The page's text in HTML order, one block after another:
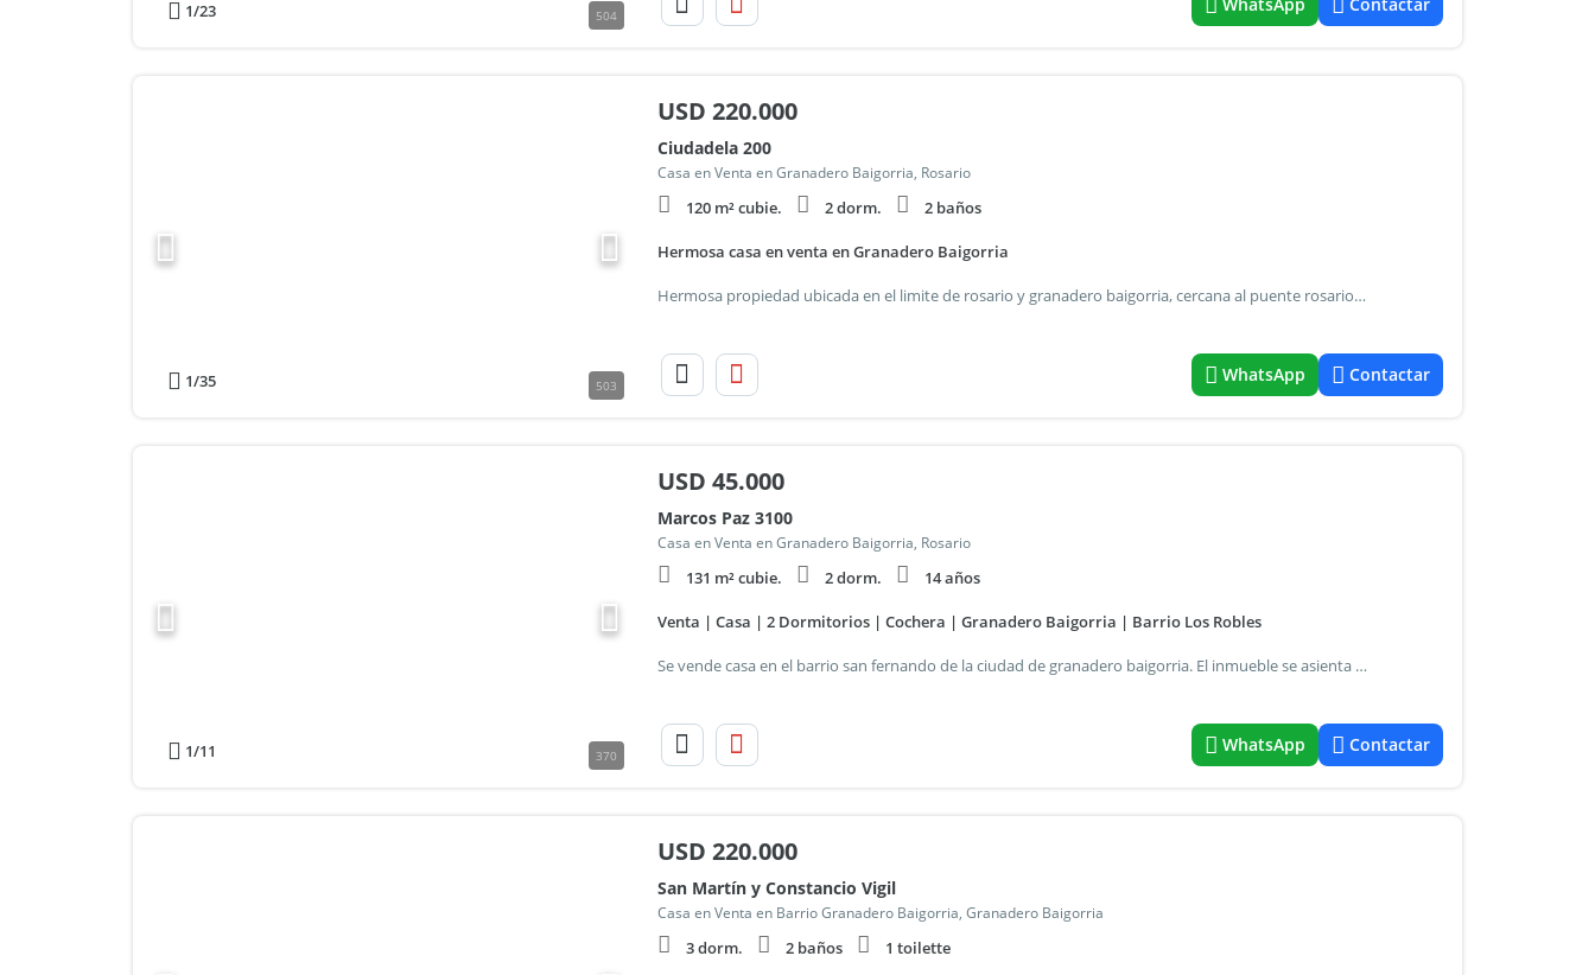
1/23 504
1/35 503
USD 220.000
Ciudadela 200
Casa en Venta en Granadero Baigorria, Rosario
120 m² cubie. 2 dorm. 2 baños
Hermosa casa en venta en Granadero Baigorria
Hermosa propiedad ubicada en el limite de rosario y granadero baigorria, cercana al puente rosario victoria, a la circunvalación y en un hermoso y tranquilo barrio. El inmueble se encuentra en excelente estado, cuenta con un importante frente, cochera para un auto (con posibilidad de sumar espacio para otro vehículo , gran jardín paralizado, importante piscina con equipamiento completo, hermosa galería cubierta de vegetación que brinda un agradable y fresco espacio de estar al aire libre, parrillero con bacha exterior de asistencia, cuarto de guardado exterior para artículos de jardinería y piscina. En su interior cuenta con living, cocina comedor, dos dormitorios, dos baños , uno de ellos en suite y el otro con antebaño. El inmueble posee claras posibilidades de ampliación sin verse significativamente afectado su espacio libre.
WhatsApp Contactar
1/11 370
USD 45.000
Marcos Paz 3100
Casa en Venta en Granadero Baigorria, Rosario
131 m² cubie. 2 dorm. 14 años
Venta | Casa | 2 Dormitorios | Cochera | Granadero Baigorria | Barrio Los Robles
Se vende casa en el barrio san fernando de la ciudad de granadero baigorria. El inmueble se asienta sobre un terreno de 9,52 metros de frente por 25,98 metros de largo, dándole una superficie total de 247 m², de los cuales 131 m² son cubiertos y 116 m² descubiertos. La propiedad, con una antigüedad aproximada de 15 años, cuenta con dos plantas. En planta baja encontramos un amplio living / comedor, cocina y un lavadero. En planta alta 2 dormitorios y un baño. Está equipada con servicios de agua, luz, gas, cable, e internet / teléfono. Además, dispone de un amplio jardín al frente con rejas para seguridad y cochera semicubierta, ofreciendo comodidad y funcionalidad. Características de la casa: + living comedor + 2 dormitorios + 1 baño + cocina + jardín + lavadero + cochera semicubierta
WhatsApp Contactar
USD 220.000
San Martín y Constancio Vigil
Casa en Venta en Barrio Granadero Baigorria, Granadero Baigorria
3 dorm. 2 baños 1 toilette